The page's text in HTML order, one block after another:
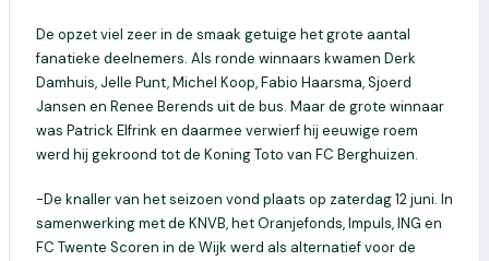
De opzet viel zeer in de smaak getuige het grote aantal
fanatieke deelnemers. Als ronde winnaars kwamen Derk
Damhuis, Jelle Punt, Michel Koop, Fabio Haarsma, Sjoerd
Jansen en Renee Berends uit de bus. Maar de grote winnaar
was Patrick Elfrink en daarmee verwierf hij eeuwige roem
werd hij gekroond tot de Koning Toto van FC Berghuizen.
-De knaller van het seizoen vond plaats op zaterdag 12 juni. In
samenwerking met de KNVB, het Oranjefonds, Impuls, ING en
FC Twente Scoren in de Wijk werd als alternatief voor de